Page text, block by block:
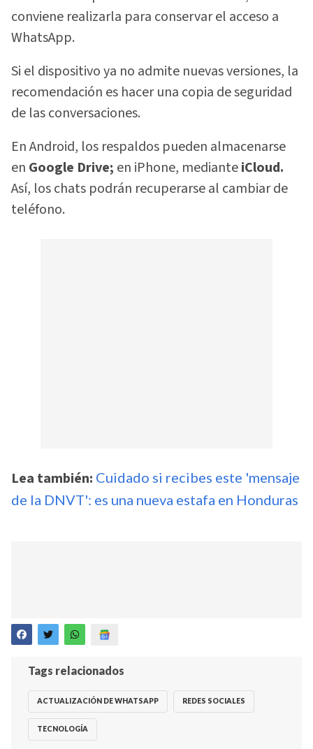
conviene realizarla para conservar el acceso a
WhatsApp.
Si el dispositivo ya no admite nuevas versiones, la
recomendación es hacer una copia de seguridad
de las conversaciones.
En Android, los respaldos pueden almacenarse
en Google Drive; en iPhone, medianteiCloud.
Así, los chats podrán recuperarse al cambiar de
teléfono.
Lea también: Cuidado si recibes este 'mensaje
de la DNVT': es una nueva estafa en Honduras
Tags relacionados
ACTUALIZACIÓN DE WHATSAPP REDES SOCIALES
TECNOLOGÍA